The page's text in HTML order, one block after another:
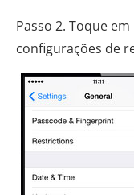
Passo 2. Toque
configurações de